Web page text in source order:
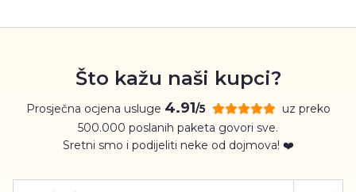
Što kažu naši kupci?
Prosječna ocjena usluge 4.91/5
uz preko
500.000 poslanih paketa govori sve.
Sretni smo i podijeliti neke od dojmova! ❤️